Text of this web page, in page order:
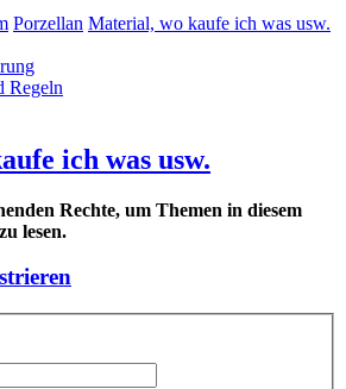
Porzellan Material, wo kaufe ich was usw.
Regeln
ich was usw.
Rechte, um Themen in diesem
lesen.